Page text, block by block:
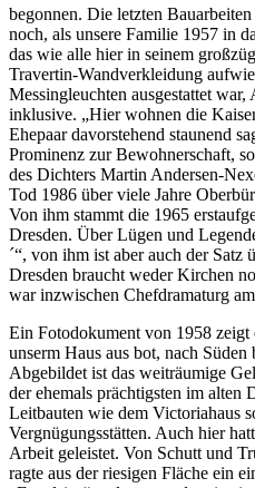
begonnen. Die letzten
noch, als unsere Familie 1957 in
das wie alle hier in seinem
Travertin-Wandverkleidung
Messingleuchten ausgestattet war,
inklusive.
Hier wohnen die
Ehepaar davorstehend staunend
Prominenz zur Bewohnerschaft,
des Dichters Martin Andersen-
Tod 1986 über viele Jahre
Von ihm stammt die 1965
Dresden. Über Lügen und
´ , von ihm ist aber auch der Satz
Dresden braucht weder Kirchen
war inzwischen Chefdramaturg
Ein Fotodokument von 1958
unserm Haus aus bot, nach
Abgebildet ist das weiträumige
der ehemals prächtigsten im alten
Leitbauten wie dem Victoriahaus
Vergnügungsstätten. Auch hier
Arbeit geleistet. Von Schutt und
ragte aus der riesigen Fläche ein